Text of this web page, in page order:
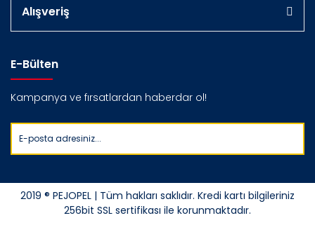
Alışveriş
E-Bülten
Kampanya ve fırsatlardan haberdar ol!
2019 ® PEJOPEL | Tüm hakları saklıdır. Kredi kartı bilgileriniz
256bit SSL sertifikası ile korunmaktadır.